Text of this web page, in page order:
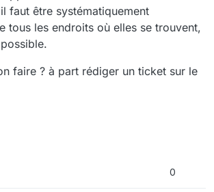
faut être systématiquement
tous les endroits où elles se trouvent,
faire ? à part rédiger un ticket sur le
0